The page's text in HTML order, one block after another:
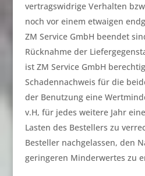
vertragswidrige Verhalten
noch vor einem etwaigen
ZM Service GmbH beendet
Rücknahme der
ist ZM Service GmbH
Schadennachweis für die
der Benutzung eine
v.H, für jedes weitere Jahr
Lasten des Bestellers zu
Besteller nachgelassen, den
geringeren Minderwertes zu